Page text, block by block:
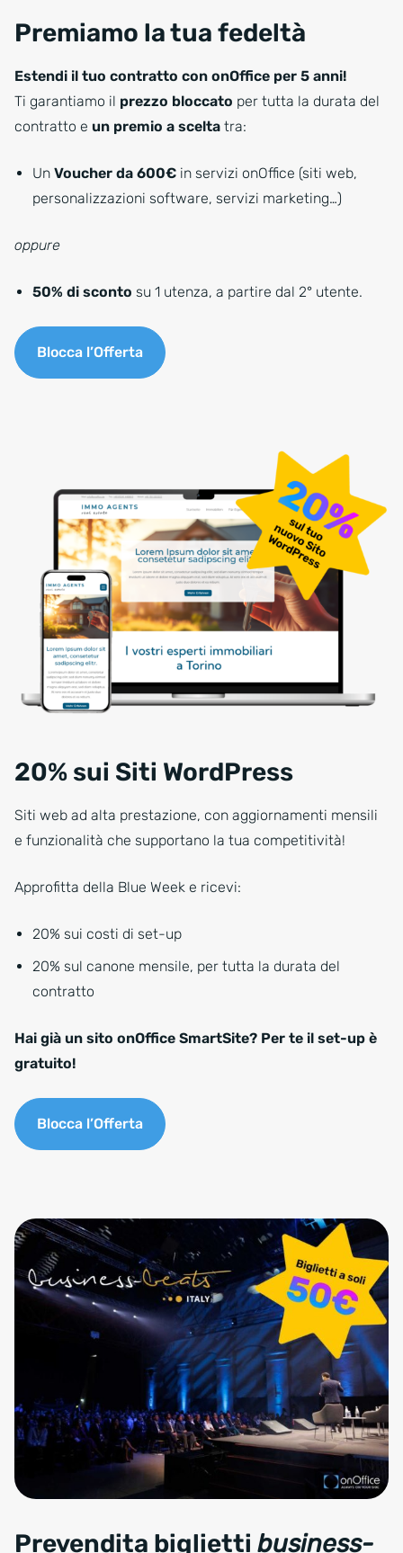
Premiamo la tua fedeltà
Estendi il tuo contratto con onOffice per 5 anni!
Ti garantiamo il prezzo bloccato per tutta la durata del
contratto e un premio a scelta tra:
Un Voucher da 600€ in servizi onOffice (siti web,
personalizzazioni software, servizi marketing…)
oppure
50% di sconto su 1 utenza, a partire dal 2° utente.
Blocca l’Offerta
20% sui Siti WordPress
Siti web ad alta prestazione, con aggiornamenti mensili
e funzionalità che supportano la tua competitività!
Approfitta della Blue Week e ricevi:
20% sui costi di set-up
20% sul canone mensile, per tutta la durata del
contratto
Hai già un sito onOffice SmartSite? Per te il set-up è
gratuito!
Blocca l’Offerta
Prevendita biglietti business-